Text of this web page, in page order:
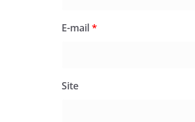
E-mail*
Site